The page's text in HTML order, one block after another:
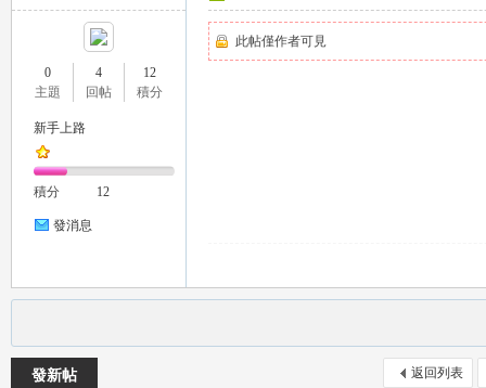
薦
0
主題
4
回帖
12
積分
新手上路
積分 12
發消息
此帖僅作者可見
返回列表
發新帖